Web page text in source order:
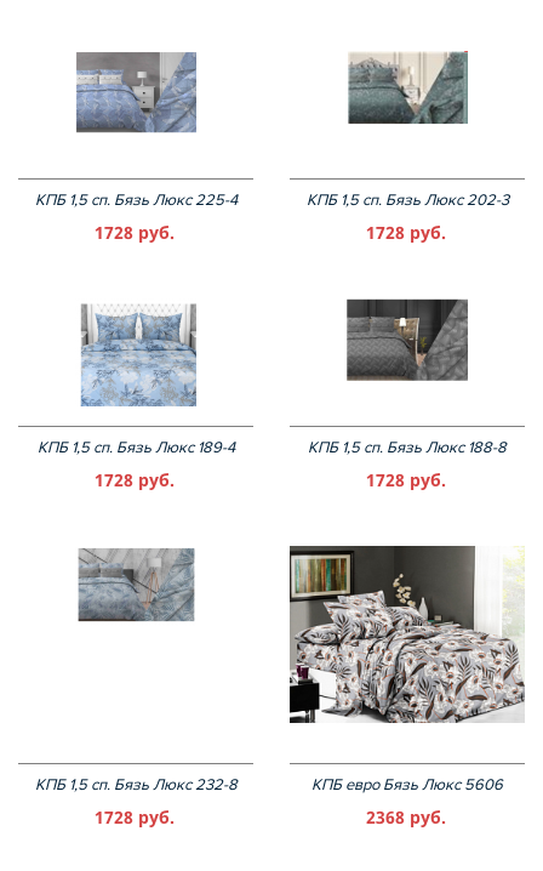
КПБ 1,5 сп. Бязь Люкс 225-4
1728 руб.
КПБ 1,5 сп. Бязь Люкс 202-3
1728 руб.
КПБ 1,5 сп. Бязь Люкс 189-4
1728 руб.
КПБ 1,5 сп. Бязь Люкс 188-8
1728 руб.
КПБ 1,5 сп. Бязь Люкс 232-8
1728 руб.
КПБ евро Бязь Люкс 5606
2368 руб.